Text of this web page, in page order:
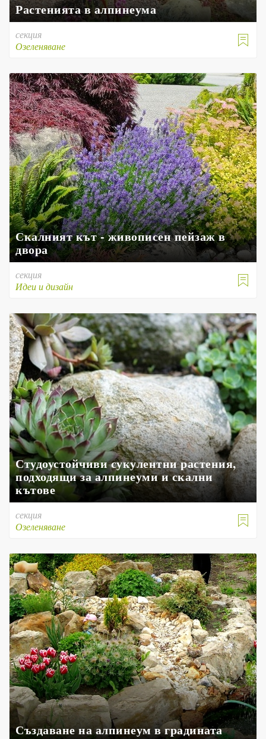
Растенията в алпинеума

секция
Озеленяване
Скалният кът - живописен пейзаж в
двора

секция
Идеи и дизайн
Студоустойчиви сукулентни растения,
подходящи за алпинеуми и скални
кътове

секция
Озеленяване
Създаване на алпинеум в градината